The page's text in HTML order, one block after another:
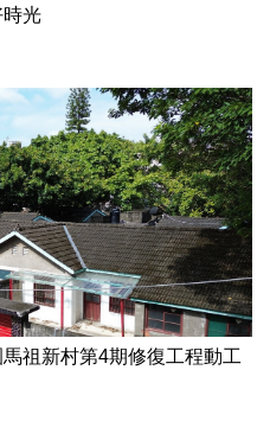
光
祖新村第4期修復工程動工